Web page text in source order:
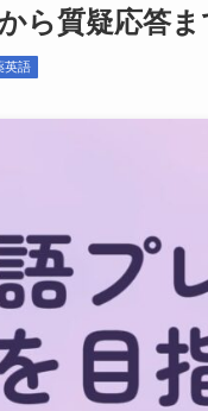
ら質疑応答
英語